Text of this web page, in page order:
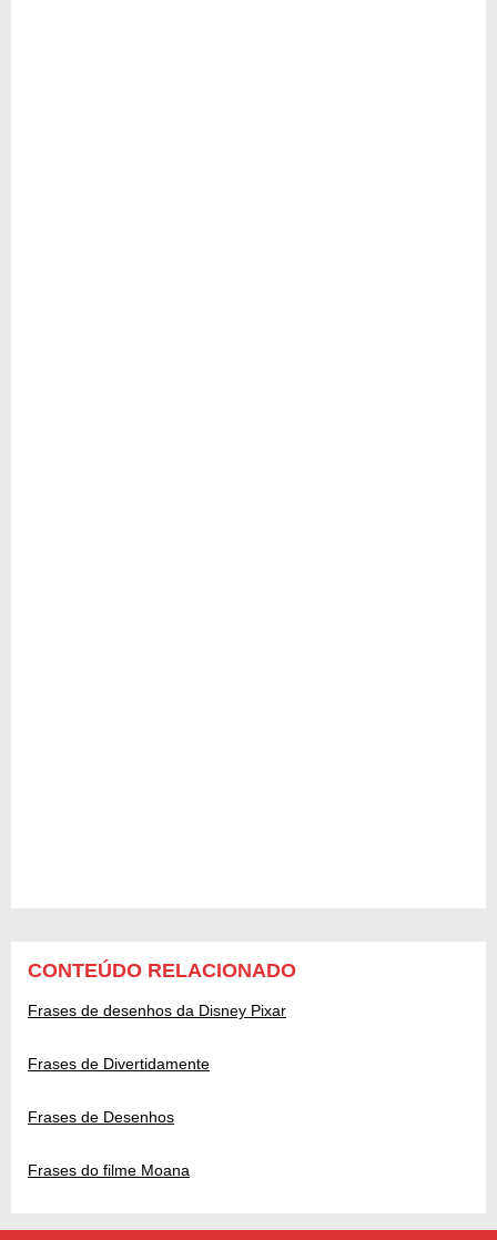
CONTEÚDO RELACIONADO
Frases de desenhos da Disney Pixar
Frases de Divertidamente
Frases de Desenhos
Frases do filme Moana